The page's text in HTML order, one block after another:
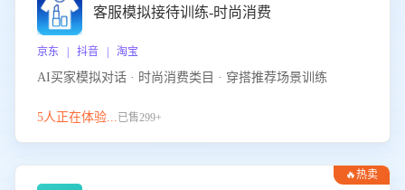
客服模拟接待训练-时尚消费
京东 | 抖音 | 淘宝
AI买家模拟对话 · 时尚消费类目 · 穿搭推荐场景训练
5人正在体验...已售299+
🔥热卖